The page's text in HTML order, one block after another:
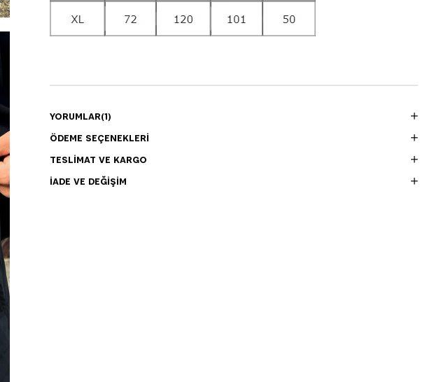
YORUMLAR(1)
ÖDEME SEÇENEKLERI
TESLIMAT VE KARGO
İADE VE DEĞIŞIM